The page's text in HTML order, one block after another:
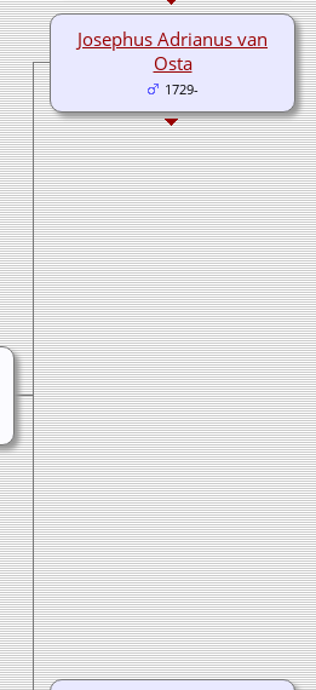
Josephus Adrianus van
Osta
1729-